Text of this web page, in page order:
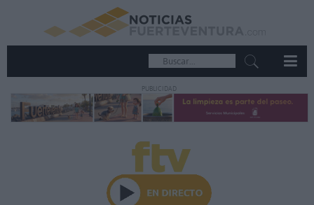
PUBLICIDAD